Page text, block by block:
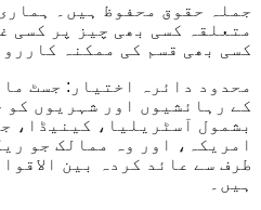
جملہ حقوق محفوظ ہیں۔
متعلقہ کسی بھی چیز پر کسی
کسی بھی قسم کی ممکنہ
محدود دائرہ اختیار: جسٹ
کے رہائشیوں اور شہریوں کو
بشمول آسٹریلیا، کینیڈا،
امریکہ، اور وہ ممالک جو
طرف سے عائد کردہ بین
ہیں۔